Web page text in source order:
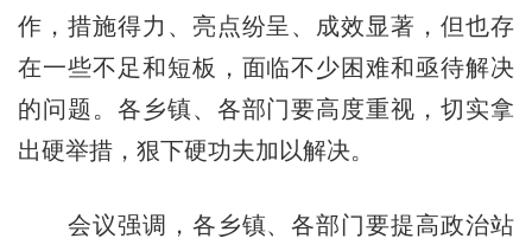
作，措施得力、亮点纷呈、成效显著，但也存
在一些不足和短板，面临不少困难和亟待解决
的问题。各乡镇、各部门要高度重视，切实拿
出硬举措，狠下硬功夫加以解决。
会议强调，各乡镇、各部门要提高政治站